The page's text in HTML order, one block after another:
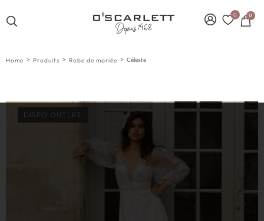
0 0
Home > Produits > Robe de mariée > Céleste
DISPO OUTLET